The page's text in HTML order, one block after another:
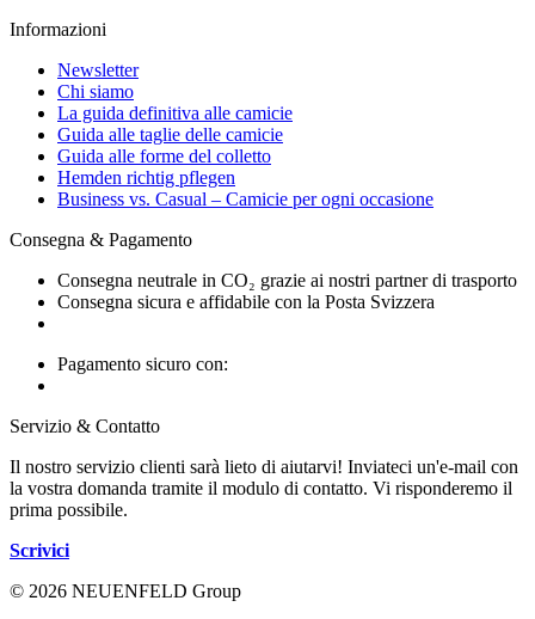
Informazioni
Newsletter
Chi siamo
La guida definitiva alle camicie
Guida alle taglie delle camicie
Guida alle forme del colletto
Hemden richtig pflegen
Business vs. Casual – Camicie per ogni occasione
Consegna & Pagamento
Consegna neutrale in CO₂ grazie ai nostri partner di trasporto
Consegna sicura e affidabile con la Posta Svizzera
Pagamento sicuro con:
Servizio & Contatto
Il nostro servizio clienti sarà lieto di aiutarvi! Inviateci un'e-mail con
la vostra domanda tramite il modulo di contatto. Vi risponderemo il
prima possibile.
Scrivici
© 2026 NEUENFELD Group